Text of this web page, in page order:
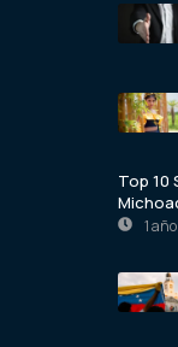
Top 10
1